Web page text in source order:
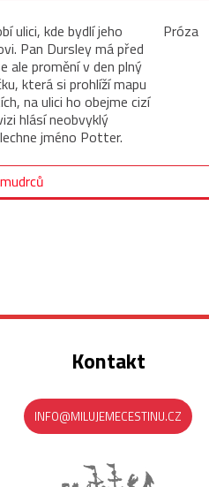
ulici, kde bydlí jeho
Pan Dursley má před
ale promění v den plný
která si prohlíží mapu
na ulici ho obejme cizí
hlásí neobvyklý
jméno Potter.
Próza
Kontakt
INFO@MILUJEMECESTINU.CZ